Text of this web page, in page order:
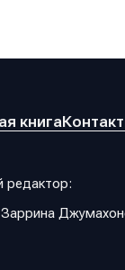
книга
редактор: